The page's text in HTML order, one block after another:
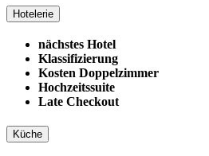
Hotelerie
nächstes Hotel
Klassifizierung
Kosten Doppelzimmer
Hochzeitssuite
Late Checkout
Küche